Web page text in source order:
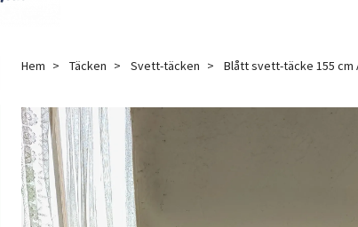
Hem Täcken Svett-täcken Blått svett-täcke 155 cm